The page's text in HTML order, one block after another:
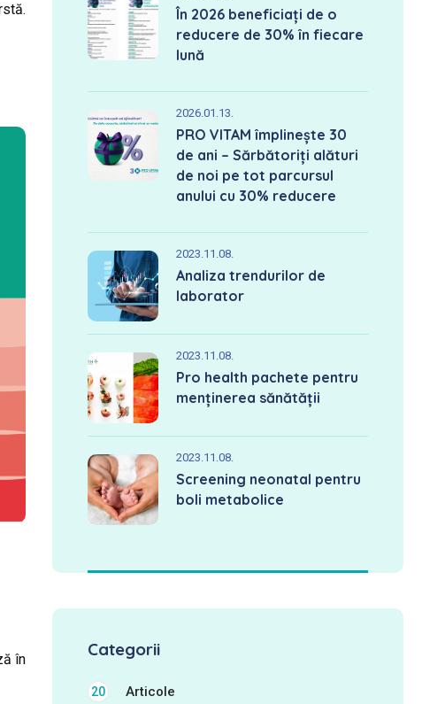
în
În 2026 beneficiați de o
reducere de 30% în fiecare
lună
2026.01.13.
PRO VITAM împlinește 30
de ani – Sărbătoriți alături
de noi pe tot parcursul
anului cu 30% reducere
2023.11.08.
Analiza trendurilor de
laborator
2023.11.08.
Pro health pachete pentru
menținerea sănătății
2023.11.08.
Screening neonatal pentru
boli metabolice
Categorii
Articole
20